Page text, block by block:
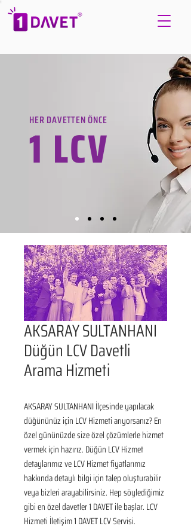
HER DAVETTEN ÖNCE
1 LCV
AKSARAY SULTANHANI
Düğün LCV Davetli
Arama Hizmeti
AKSARAY SULTANHANI İlçesinde yapılacak
düğününüz için LCV Hizmeti arıyorsanız? En
özel gününüzde size özel çözümlerle hizmet
vermek için hazırız. Düğün LCV Hizmet
detaylarımız ve LCV Hizmet fiyatlarımız
hakkında detaylı bilgi için talep oluşturabilir
veya bizleri arayabilirsiniz. Hep söylediğimiz
gibi en özel davetler 1 DAVET ile başlar. LCV
Hizmeti İletişim 1 DAVET LCV Servisi.